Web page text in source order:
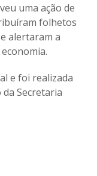
uma ação de
folhetos
alertaram a
e foi realizada
Secretaria